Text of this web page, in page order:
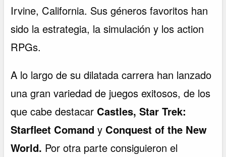
Irvine, California. Sus géneros favoritos han
sido la estrategia, la simulación y los action
RPGs.
A lo largo de su dilatada carrera han lanzado
una gran variedad de juegos exitosos, de los
que cabe destacar Castles, Star Trek:
Starfleet Comand y Conquest of the New
World. Por otra parte consiguieron el